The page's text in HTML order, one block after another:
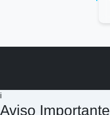
i
Aviso Importante